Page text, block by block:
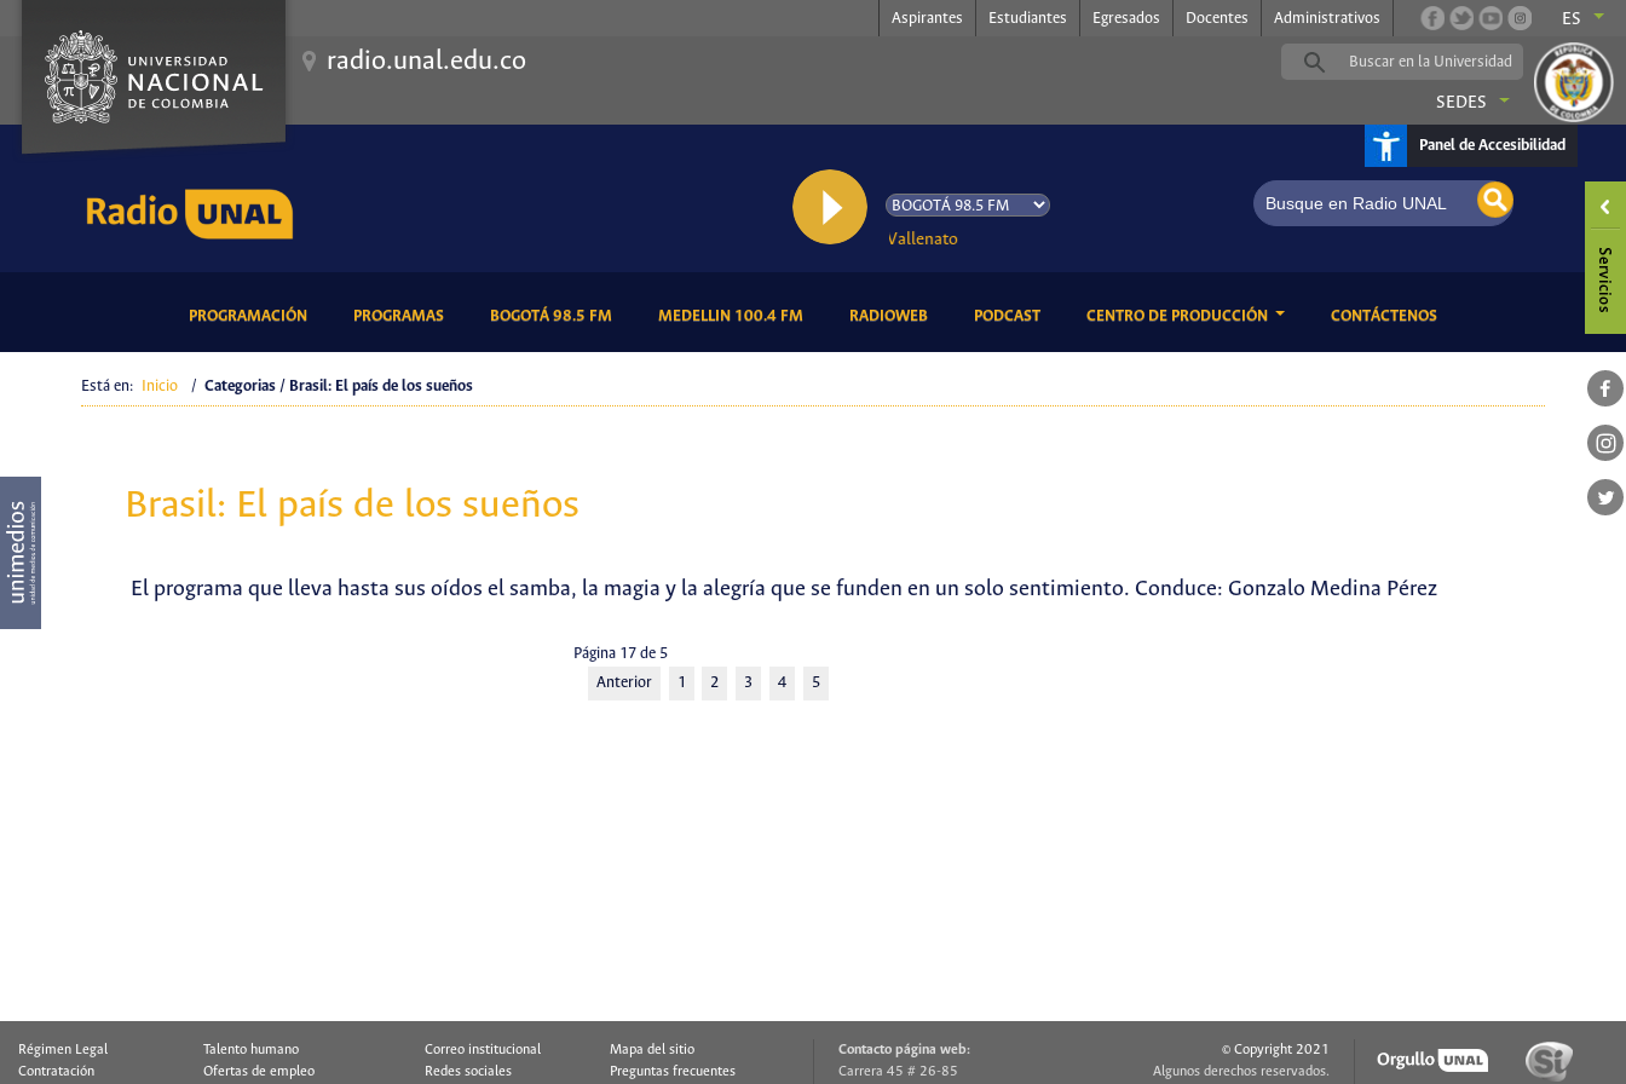
Aspirantes Estudiantes Egresados Docentes Administrativos ES
radio.unal.edu.co
SEDES
Panel de Accesibilidad
AL AIRE: Aquí Canta el Vallenato
PROGRAMACIÓN(CURRENT)PROGRAMAS(CURRENT)BOGOTÁ 98.5 FM(CURRENT)MEDELLIN 100.4 FM(CURRENT)RADIOWEB(CURRENT)PODCAST(CURRENT)CENTRO DE PRODUCCIÓN CONTÁCTENOS(CURRENT)
Está en: Inicio / Categorias / Brasil: El país de los sueños
Brasil: El país de los sueños
El programa que lleva hasta sus oídos el samba, la magia y la alegría que se funden en un solo sentimiento. Conduce: Gonzalo Medina Pérez
Página 17 de 5
Anterior
1 2 3 4 5
Régimen Legal
Talento humano
Contratación
Ofertas de empleo
Correo institucional
Mapa del sitio
Redes sociales
Preguntas frecuentes
Contacto página web:
Carrera 45 # 26-85
© Copyright 2021
Algunos derechos reservados.